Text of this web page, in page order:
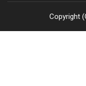
Copyright